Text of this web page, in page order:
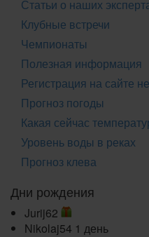
Статьи о наших
Клубные встречи
Чемпионаты
Полезная информация
Регистрация на сайте
Прогноз погоды
Какая сейчас
Уровень воды в реках
Прогноз клева
Дни рождения
Jurij62
Nikolaj54 1 день